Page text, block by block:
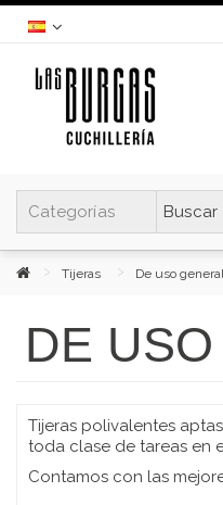
Tijeras De uso general
DE
Tijeras polivalentes
toda clase de tareas en
Contamos con las